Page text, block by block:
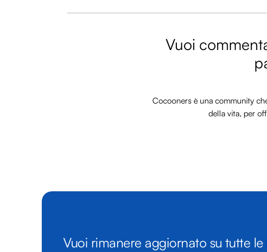
Vuoi
Cocooners è una community
della vita, per
Vuoi rimanere aggiornato su tutte le